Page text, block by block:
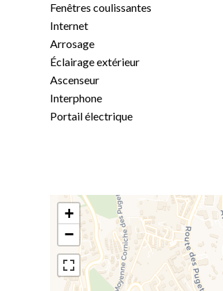
Fenêtres coulissantes
Internet
Arrosage
Éclairage extérieur
Ascenseur
Interphone
Portail électrique
+
−